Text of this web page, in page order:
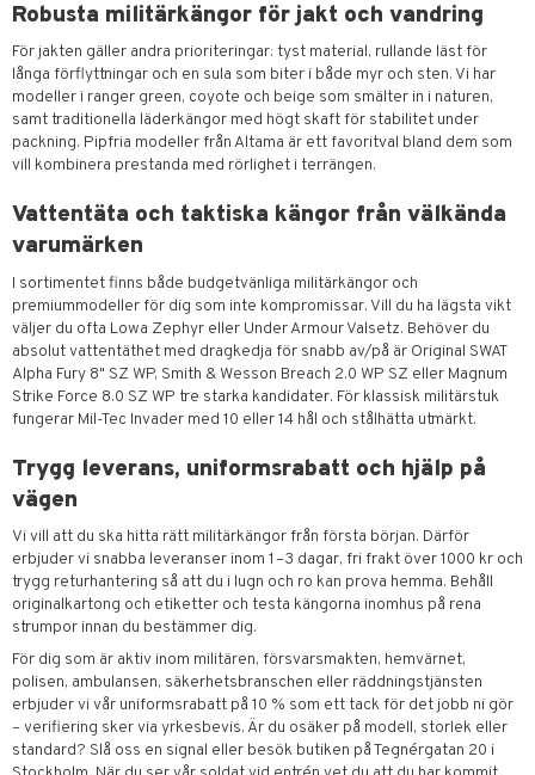
Robusta militärkängor för jakt och vandring
För jakten gäller andra prioriteringar: tyst material, rullande läst för
långa förflyttningar och en sula som biter i både myr och sten. Vi har
modeller i ranger green, coyote och beige som smälter in i naturen,
samt traditionella läderkängor med högt skaft för stabilitet under
packning. Pipfria modeller från Altama är ett favoritval bland dem som
vill kombinera prestanda med rörlighet i terrängen.
Vattentäta och taktiska kängor från välkända
varumärken
I sortimentet finns både budgetvänliga militärkängor och
premiummodeller för dig som inte kompromissar. Vill du ha lägsta vikt
väljer du ofta Lowa Zephyr eller Under Armour Valsetz. Behöver du
absolut vattentäthet med dragkedja för snabb av/på är Original SWAT
Alpha Fury 8" SZ WP, Smith & Wesson Breach 2.0 WP SZ eller Magnum
Strike Force 8.0 SZ WP tre starka kandidater. För klassisk militärstuk
fungerar Mil-Tec Invader med 10 eller 14 hål och stålhätta utmärkt.
Trygg leverans, uniformsrabatt och hjälp på
vägen
Vi vill att du ska hitta rätt militärkängor från första början. Därför
erbjuder vi snabba leveranser inom 1–3 dagar, fri frakt över 1000 kr och
trygg returhantering så att du i lugn och ro kan prova hemma. Behåll
originalkartong och etiketter och testa kängorna inomhus på rena
strumpor innan du bestämmer dig.
För dig som är aktiv inom militären, försvarsmakten, hemvärnet,
polisen, ambulansen, säkerhetsbranschen eller räddningstjänsten
erbjuder vi vår uniformsrabatt på 10 % som ett tack för det jobb ni gör
– verifiering sker via yrkesbevis. Är du osäker på modell, storlek eller
standard? Slå oss en signal eller besök butiken på Tegnérgatan 20 i